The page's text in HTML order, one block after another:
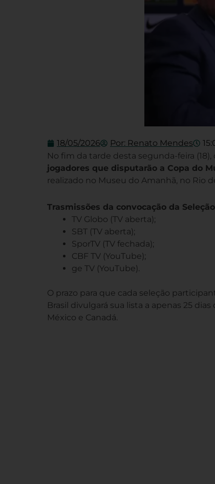
18/05/2026 Por: Renato Mendes
No fim da tarde desta segunda-feira
jogadores que disputarão a Copa do
realizado no Museu do Amanhã, no Rio
Trasmissões da convocação da
TV Globo (TV aberta);
SBT (TV aberta);
SporTV (TV fechada);
CBF TV (YouTube);
ge TV (YouTube).
O prazo para que cada seleção
Brasil divulgará sua lista a apenas 25
México e Canadá.